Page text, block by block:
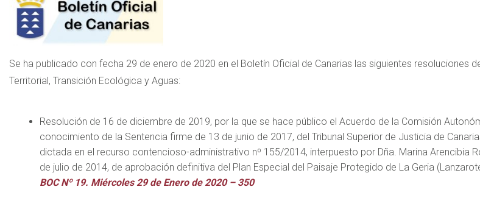
Se ha publicado con fecha 29 de enero de 2020 en el Boletín Oficial de Canarias las siguientes resoluciones
Territorial, Transición Ecológica y Aguas:
Resolución de 16 de diciembre de 2019, por la que se hace público el Acuerdo de la Comisión
conocimiento de la Sentencia firme de 13 de junio de 2017, del Tribunal Superior de Justicia de
dictada en el recurso contencioso-administrativo nº 155/2014, interpuesto por Dña. Marina Arencibia
de julio de 2014, de aprobación definitiva del Plan Especial del Paisaje Protegido de La Geria
BOC Nº 19. Miércoles 29 de Enero de 2020 – 350